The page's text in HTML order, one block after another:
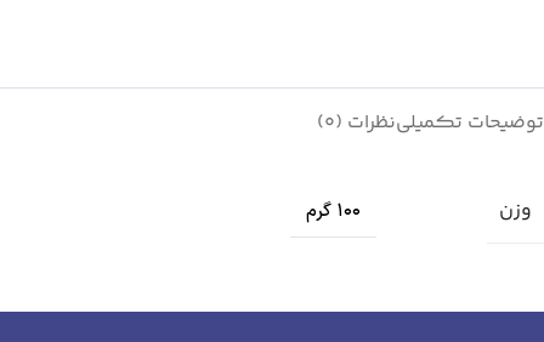
توضیحات تکمیلینظرات (0)
وزن 100 گرم